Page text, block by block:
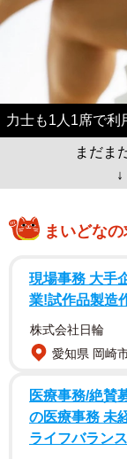
力士も1人1席で利
まだま
まいどな
現場事務 大手
業!試作品製造
株式会社日輪
愛知県 岡崎
医療事務/絶賛
の医療事務 未
ライフバラン